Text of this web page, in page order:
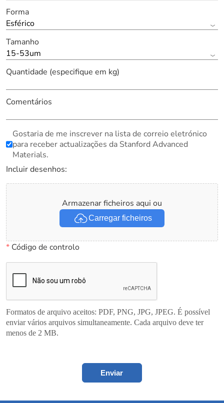
Forma
Esférico
Tamanho
15-53um
Quantidade (especifique em kg)
Comentários
Gostaria de me inscrever na lista de correio eletrónico
para receber actualizações da Stanford Advanced
Materials.
Incluir desenhos:
Armazenar ficheiros aqui ou
Carregar ficheiros
*Código de controlo
Formatos de arquivo aceitos: PDF, PNG, JPG, JPEG. É possível
enviar vários arquivos simultaneamente. Cada arquivo deve ter
menos de 2 MB.
Enviar